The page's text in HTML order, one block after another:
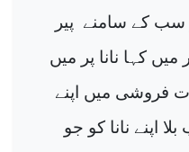
سب کے سامنے پیر
کہا نانا پر میں
فروشی میں اپنے
اپنے نانا کو جو